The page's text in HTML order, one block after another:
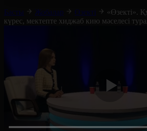
Басты
Жобалар Өзекті
«Өзекті».
күрес, мектепте хиджаб кию мәселесі